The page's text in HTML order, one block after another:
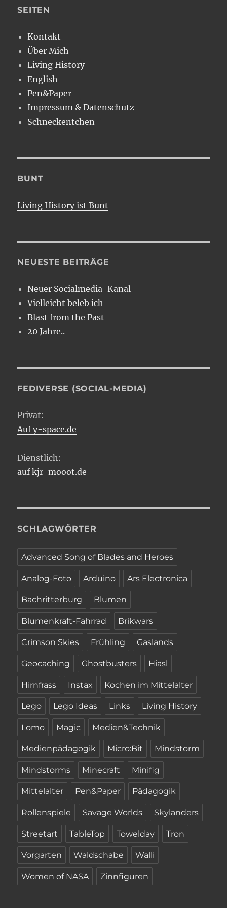
SEITEN
Kontakt
Über Mich
Living History
English
Pen&Paper
Impressum & Datenschutz
Schneckentchen
BUNT
Living History ist Bunt
NEUESTE BEITRÄGE
Neuer Socialmedia-Kanal
Vielleicht beleb ich
Blast from the Past
20 Jahre..
FEDIVERSE (SOCIAL-MEDIA)
Privat:
Auf y-space.de
Dienstlich:
auf kjr-mooot.de
SCHLAGWÖRTER
Advanced Song of Blades and Heroes
Analog-Foto Arduino Ars Electronica
Bachritterburg Blumen
Blumenkraft-Fahrrad Brikwars
Crimson Skies Frühling Gaslands
Geocaching Ghostbusters Hiasl
Hirnfrass Instax Kochen im Mittelalter
Lego Lego Ideas Links Living History
Lomo Magic Medien&Technik
Medienpädagogik Micro:Bit Mindstorm
Mindstorms Minecraft Minifig
Mittelalter Pen&Paper Pädagogik
Rollenspiele Savage Worlds Skylanders
Streetart TableTop Towelday Tron
Vorgarten Waldschabe Walli
Women of NASA Zinnfiguren